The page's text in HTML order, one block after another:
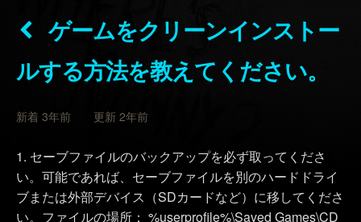
ゲームをクリーンインストー
ルする方法を教えてください。
新着 3年前 更新 2年前
セーブファイルのバックアップを必ず取ってくださ
い。可能であれば、セーブファイルを別のハードドライ
ブまたは外部デバイス（SDカードなど）に移してくださ
い。ファイルの場所： %userprofile%\Saved Games\CD